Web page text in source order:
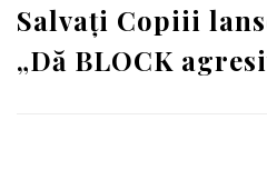
Salvați Copiii
„Dă BLOCK